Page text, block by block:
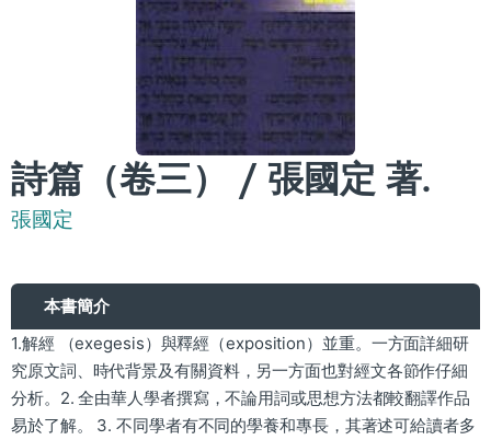
詩篇（卷三） / 張國定 著.
張國定
本書簡介
1.解經 （exegesis）與釋經（exposition）並重。一方面詳細研
究原文詞、時代背景及有關資料，另一方面也對經文各節作仔細
分析。2. 全由華人學者撰寫，不論用詞或思想方法都較翻譯作品
易於了解。 3. 不同學者有不同的學養和專長，其著述可給讀者多